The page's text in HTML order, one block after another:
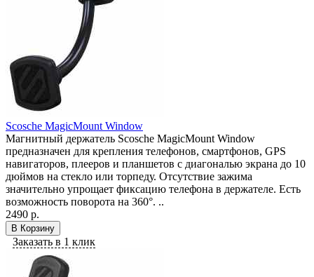
Scosche MagicMount Window
Магнитный держатель Scosche MagicMount Window
предназначен для крепления телефонов, смартфонов, GPS
навигаторов, плееров и планшетов с диагональю экрана до 10
дюймов на стекло или торпеду. Отсутствие зажима
значительно упрощает фиксацию телефона в держателе. Есть
возможность поворота на 360°. ..
2490 р.
В Корзину
Заказать в 1 клик